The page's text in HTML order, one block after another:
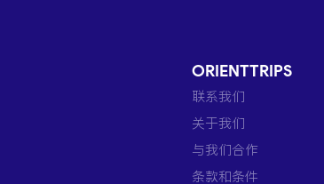
ORIENTTRIPS
联系我们
关于我们
与我们合作
条款和条件